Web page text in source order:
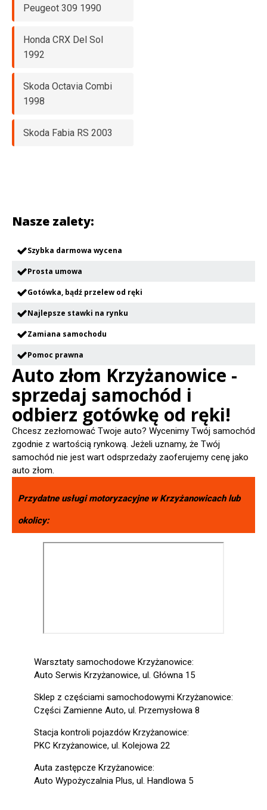
Peugeot 309 1990
Honda CRX Del Sol
1992
Skoda Octavia Combi
1998
Skoda Fabia RS 2003
Nasze zalety:
Szybka darmowa wycena
Prosta umowa
Gotówka, bądź przelew od ręki
Najlepsze stawki na rynku
Zamiana samochodu
Pomoc prawna
Auto złom Krzyżanowice -
sprzedaj samochód i
odbierz gotówkę od ręki!
Chcesz zezłomować Twoje auto? Wycenimy Twój samochód
zgodnie z wartością rynkową. Jeżeli uznamy, że Twój
samochód nie jest wart odsprzedaży zaoferujemy cenę jako
auto złom.
Przydatne usługi motoryzacyjne wKrzyżanowicachlub
okolicy:
Warsztaty samochodowe Krzyżanowice:
Auto Serwis Krzyżanowice, ul. Główna 15
Sklep z częściami samochodowymi Krzyżanowice:
Części Zamienne Auto, ul. Przemysłowa 8
Stacja kontroli pojazdów Krzyżanowice:
PKC Krzyżanowice, ul. Kolejowa 22
Auta zastępcze Krzyżanowice:
Auto Wypożyczalnia Plus, ul. Handlowa 5